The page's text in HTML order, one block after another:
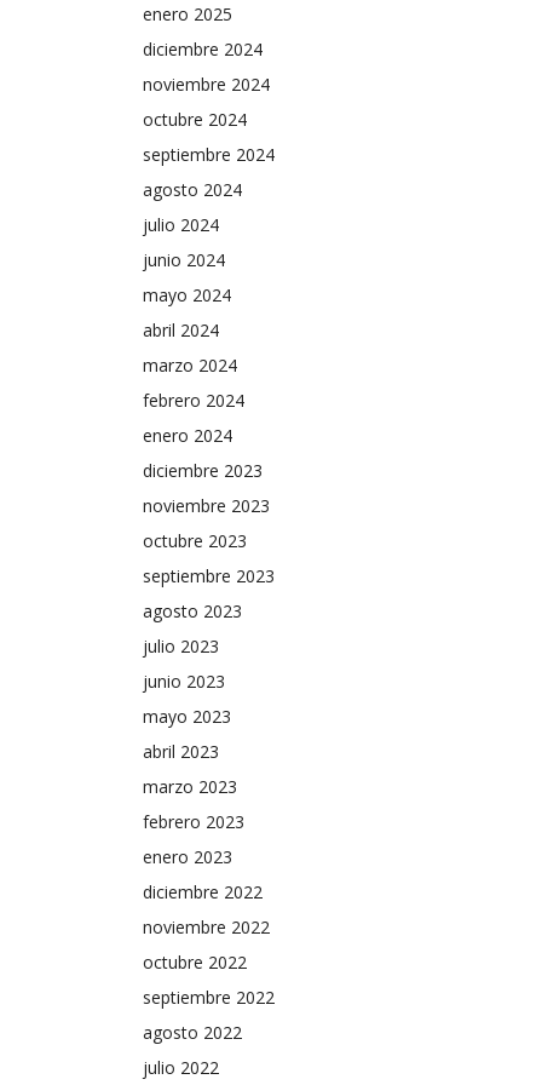
poco, adelantó el mismo gobernador.
enero 2025
diciembre 2024
noviembre 2024
octubre 2024
septiembre 2024
agosto 2024
julio 2024
junio 2024
mayo 2024
abril 2024
marzo 2024
febrero 2024
enero 2024
diciembre 2023
noviembre 2023
octubre 2023
septiembre 2023
agosto 2023
julio 2023
junio 2023
mayo 2023
abril 2023
marzo 2023
febrero 2023
enero 2023
diciembre 2022
noviembre 2022
octubre 2022
septiembre 2022
agosto 2022
julio 2022